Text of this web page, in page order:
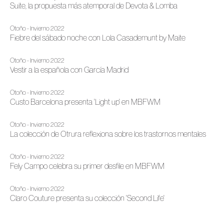
Suite, la propuesta más atemporal de Devota & Lomba
Otoño - Invierno 2022
Fiebre del sábado noche con Lola Casademunt by Maite
Otoño - Invierno 2022
Vestir a la española con García Madrid
Otoño - Invierno 2022
Custo Barcelona presenta 'Light up' en MBFWM
Otoño - Invierno 2022
La colección de Otrura reflexiona sobre los trastornos mentales
Otoño - Invierno 2022
Fely Campo celebra su primer desfile en MBFWM
Otoño - Invierno 2022
Claro Couture presenta su colección 'Second Life'